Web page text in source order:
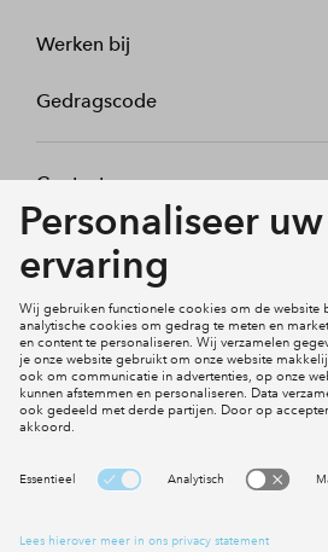
Werken bij
Gedragscode
Contact
Mijn profiel
Social Media
Cookies